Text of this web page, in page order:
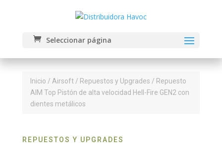
Seleccionar página
Inicio / Airsoft/ Repuestos y Upgrades / Repuesto
AIM Top Pistón de alta velocidad Hell-Fire GEN2 con
dientes metálicos
REPUESTOS Y UPGRADES